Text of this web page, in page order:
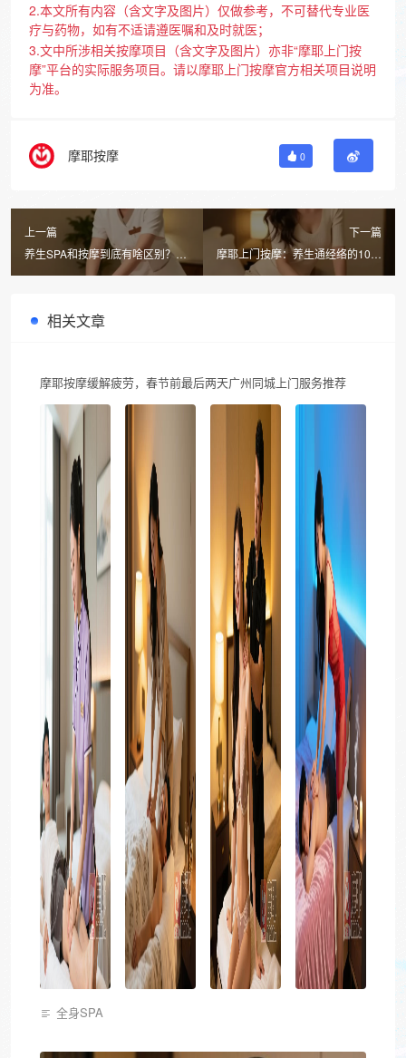
2.本文所有内容（含文字及图片）仅做参考，不可替代专业医
疗与药物，如有不适请遵医嘱和及时就医；
3.文中所涉相关按摩项目（含文字及图片）亦非“摩耶上门按
摩”平台的实际服务项目。请以摩耶上门按摩官方相关项目说明
为准。
摩耶按摩 0
上一篇
养生SPA和按摩到底有啥区别？摩
耶上门按摩10大秘籍
下一篇
摩耶上门按摩：养生通经络的10大
手法，同城上门推拿SPA速约
相关文章
摩耶按摩缓解疲劳，春节前最后两天广州同城上门服务推荐
全身SPA